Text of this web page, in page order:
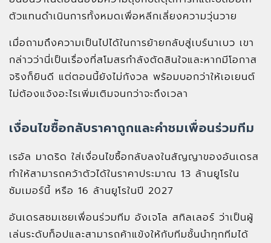
ตัวแทนดำเนินการทั้งหมดเพื่อหลีกเลี่ยงความวุ่นวาย
เมื่อถามถึงความเป็นไปได้ในการย้ายกลับสู่เบร์นาเบว เขา
กล่าวว่านี่เป็นเรื่องที่สโมสรกำลังตัดสินใจและหากมีโอกาส
จริงก็ยินดี แต่ตอนนี้ยังไม่กังวล พร้อมบอกว่าให้เอเยนต์
ไม่ต้องแจ้งอะไรเพิ่มเติมจนกว่าจะถึงเวลา
เงื่อนไขซื้อกลับราคาถูกและคำชมเพื่อนร่วมทีม
เรอัล มาดริด ใส่เงื่อนไขซื้อกลับลงในสัญญาของอันเดรส
ทำให้สามารถคว้าตัวได้ในราคาประมาณ 13 ล้านยูโรใน
ซัมเมอร์นี้ หรือ 16 ล้านยูโรในปี 2027
อันเดรสชมเชยเพื่อนร่วมทีม อังเจโล สทิลเลอร์ ว่าเป็นผู้
เล่นระดับท็อปและสามารถค้าแข้งให้กับทีมชั้นนำทุกทีมได้